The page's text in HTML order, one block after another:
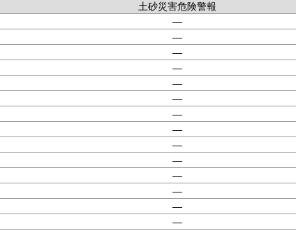
土砂災害危険警報
—
—
—
—
—
—
—
—
—
—
—
—
—
—